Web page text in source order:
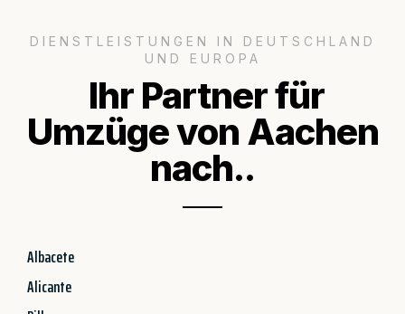
DIENSTLEISTUNGEN IN DEUTSCHLAND
UND EUROPA
Ihr Partner für
Umzüge von Aachen
nach..
Albacete
Alicante